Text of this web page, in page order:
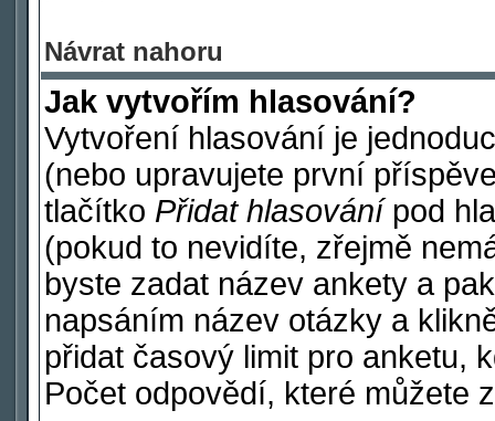
Návrat nahoru
Jak vytvořím hlasování?
Vytvoření hlasování je
(nebo upravujete první
tlačítko Přidat hlasovánípod
(pokud to nevidíte, zřejmě
byste zadat název ankety a
napsáním název otázky a
přidat časový limit pro anketu,
Počet odpovědí, které můžete